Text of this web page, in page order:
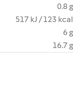
0.8 g
517 kJ / 123 kcal
6 g
16.7 g